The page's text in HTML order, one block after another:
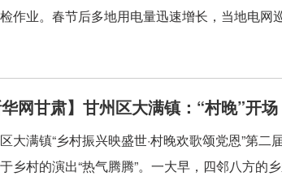
作业。春节后多地用电量迅速增长，当地电网
华网甘肃】甘州区大满镇：“村晚”开
大满镇“乡村振兴映盛世·村晚欢歌颂党恩”第
乡村的演出“热气腾腾”。一大早，四邻八方的